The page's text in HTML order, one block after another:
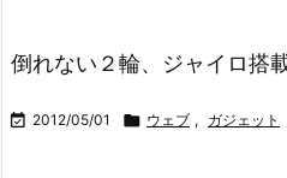
倒れない２輪、ジャイロ搭
 2012/05/01  ウェブ , ガジェット